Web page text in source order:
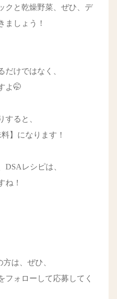
クと乾燥野菜、ぜひ、デ
ましょう！
だけではなく、
よ🤭
すると、
料】になります！
DSAレシピは、
ね！
は、ぜひ、
フォローして応募してく